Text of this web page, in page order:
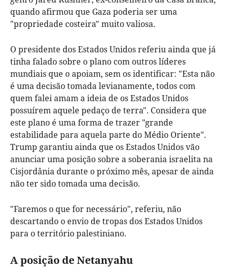
quando afirmou que Gaza poderia ser uma
"propriedade costeira" muito valiosa.
O presidente dos Estados Unidos referiu ainda que já
tinha falado sobre o plano com outros líderes
mundiais que o apoiam, sem os identificar: "Esta não
é uma decisão tomada levianamente, todos com
quem falei amam a ideia de os Estados Unidos
possuírem aquele pedaço de terra". Considera que
este plano é uma forma de trazer "grande
estabilidade para aquela parte do Médio Oriente".
Trump garantiu ainda que os Estados Unidos vão
anunciar uma posição sobre a soberania israelita na
Cisjordânia durante o próximo mês, apesar de ainda
não ter sido tomada uma decisão.
"Faremos o que for necessário", referiu, não
descartando o envio de tropas dos Estados Unidos
para o território palestiniano.
A posição de Netanyahu